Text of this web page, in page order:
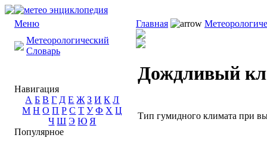
Меню
Метеорологический
Словарь
Навигация
А Б В Г Д Е Ж З И К Л
М Н О П Р С Т У Ф Х Ц
Ч Ш Э Ю Я
Популярное
Главная
Дождливый
Тип гумидного климата при